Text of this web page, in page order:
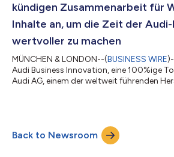
kündigen Zusammenarbeit für
Inhalte an, um die Zeit der
wertvoller zu machen
MÜNCHEN & LONDON--(BUSINESS WIRE
Audi Business Innovation, eine 100%ige
Audi AG, einem der weltweit führenden
kundenzentrierten digitalen Ökosystems
LifeScore Music prägt diesen Ansatz mit
Musikerlebnissen, die das täglic...
Back to Newsroom